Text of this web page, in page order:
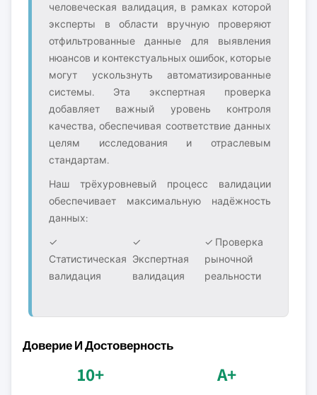
человеческая валидация, в рамках которой
эксперты в области вручную проверяют
отфильтрованные данные для выявления
нюансов и контекстуальных ошибок, которые
могут ускользнуть автоматизированные
системы. Эта экспертная проверка
добавляет важный уровень контроля
качества, обеспечивая соответствие данных
целям исследования и отраслевым
стандартам.
Наш трёхуровневый процесс валидации
обеспечивает максимальную надёжность
данных:
✓
Статистическая
валидация
✓
Экспертная
валидация
✓ Проверка
рыночной
реальности
Доверие И Достоверность
10+ A+